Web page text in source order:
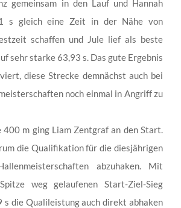
gemeinsam in den Lauf und Hannah
s gleich eine Zeit in der Nähe von
schaffen und Jule lief als beste
sehr starke 63,93 s. Das gute Ergebnis
diese Strecke demnächst auch bei
noch einmal in Angriff zu
400 m ging Liam Zentgraf an den Start.
die Qualifikation für die diesjährigen
abzuhaken. Mit
weg gelaufenen Start-Ziel-Sieg
s die Qualileistung auch direkt abhaken